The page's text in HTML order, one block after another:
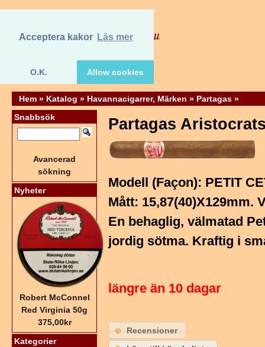
Acceptera kakor Läs mer
O.K. Allow cookies
Hem » Katalog » Havannacigarrer, Märken » Partagas »
Partagas
Modell (Façon): PETIT
Mått: 15,87(40)X129mm.
En behaglig, välmatad
jordig sötma. Kraftig i
längre än 10 dagar
Recensioner
Snabbsök
Avancerad
sökning
Nyheter
Robert McConnel
Red Virginia 50g
375,00kr
Kategorier